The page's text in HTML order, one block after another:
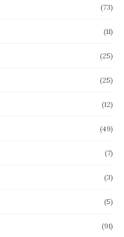
(73)
(11)
(25)
(25)
(12)
(49)
(7)
(3)
(5)
(91)